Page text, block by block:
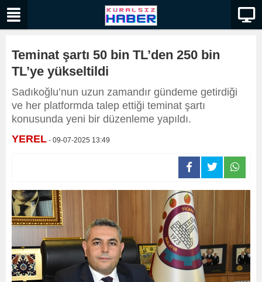
Teminat şartı 50 bin TL’den 250 bin
TL’ye yükseltildi
Sadıkoğlu’nun uzun zamandır gündeme getirdiği
ve her platformda talep ettiği teminat şartı
konusunda yeni bir düzenleme yapıldı.
YEREL - 09-07-2025 13:49